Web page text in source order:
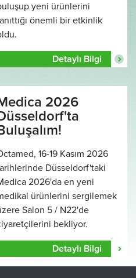
yeni ürünlerini
önemli bir etkinlik
Detaylı Bilgi
2026
16-19 Kasım 2026
Düsseldorf'taki
2026'da en yeni
ürünlerini sergilemek
Salon 5 / N22'de
bekliyor.
Detaylı Bilgi